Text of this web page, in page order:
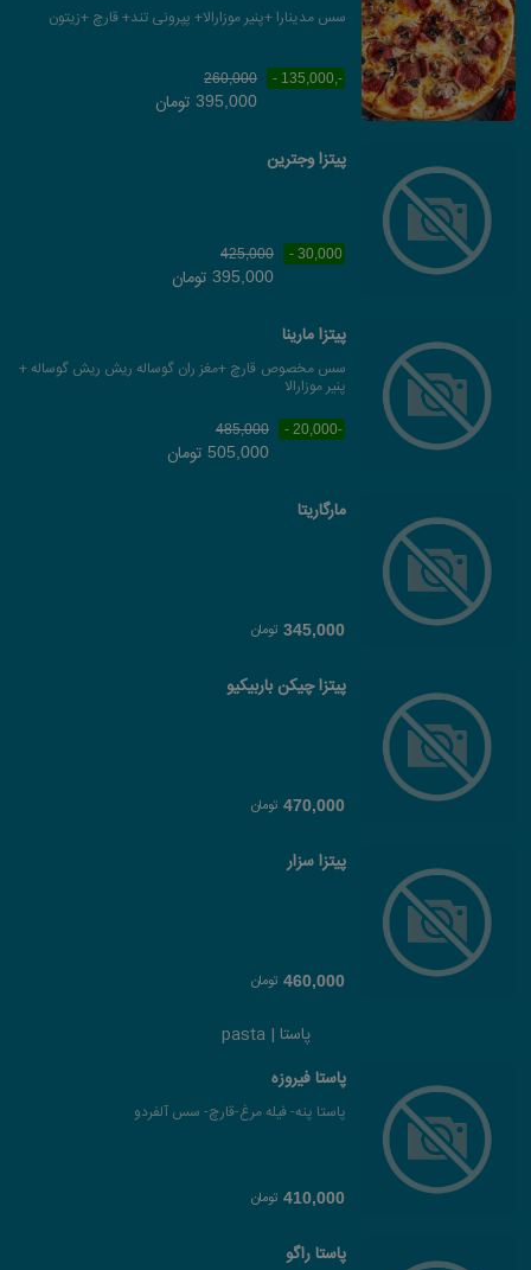
سس مدینارا +پنیر موزارالا+ پپرونی تند+ قارچ +زیتون
-,135,000 -
260,000
395,000 تومان
پیتزا وجترین
30,000 -
425,000
395,000 تومان
پیتزا مارینا
سس مخصوص قارچ +مغز ران گوساله ریش ریش گوساله +
پنیر موزارالا
-20,000 -
485,000
505,000 تومان
مارگاریتا
345,000 تومان
پیتزا چیکن باربیکیو
470,000 تومان
پیتزا سزار
460,000 تومان
پاستا | pasta
پاستا فیروزه
پاستا پنه- فیله مرغ-قارچ- سس آلفردو
410,000 تومان
پاستا راگو